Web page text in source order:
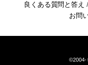
良くある質問と答え /
お問
©2004-